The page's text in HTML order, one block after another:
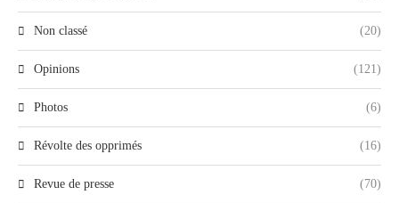
Non classé (20)
Opinions (121)
Photos (6)
Révolte des opprimés (16)
Revue de presse (70)